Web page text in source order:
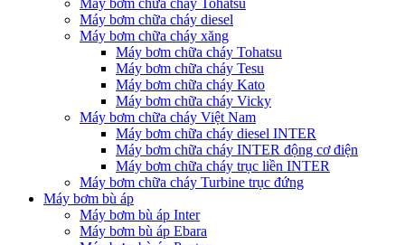
Máy bơm chữa cháy Tohatsu
Máy bơm chữa cháy diesel
Máy bơm chữa cháy xăng
Máy bơm chữa cháy Tohatsu
Máy bơm chữa cháy Tesu
Máy bơm chữa cháy Kato
Máy bơm chữa cháy Vicky
Máy bơm chữa cháy Việt Nam
Máy bơm chữa cháy diesel INTER
Máy bơm chữa cháy INTER động cơ điện
Máy bơm chữa cháy trục liền INTER
Máy bơm chữa cháy Turbine trục đứng
Máy bơm bù áp
Máy bơm bù áp Inter
Máy bơm bù áp Ebara